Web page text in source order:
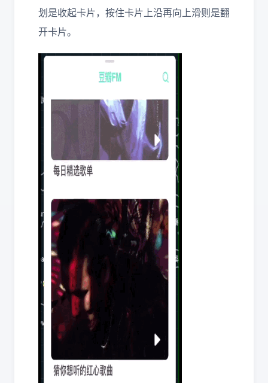
划是收起卡片，按住卡片上沿再向上滑则是翻
开卡片。